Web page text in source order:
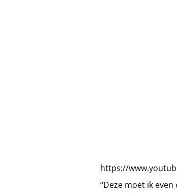
https://
“Deze moet ik